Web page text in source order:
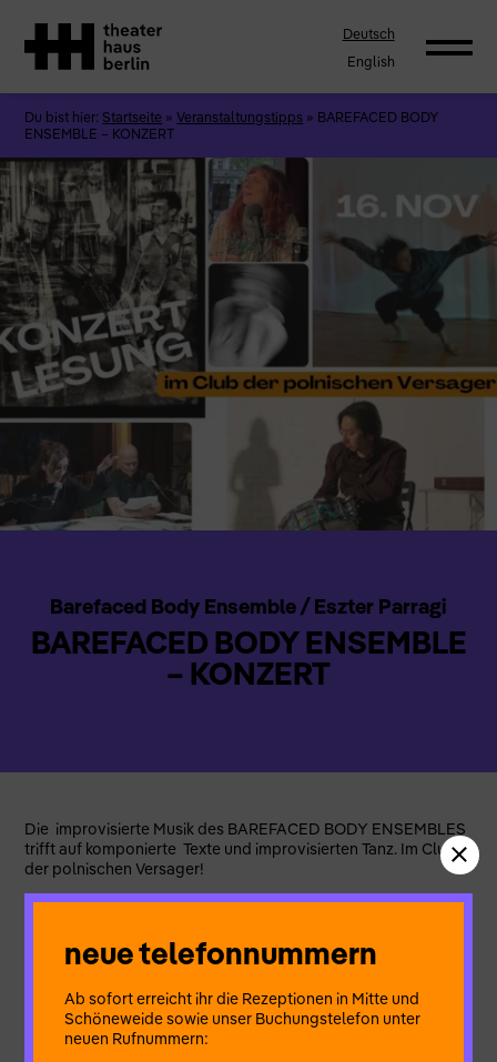
Deutsch
English
Du bist hier: Startseite »Veranstaltungstipps » BAREFACED BODY
ENSEMBLE – KONZERT
Barefaced Body Ensemble / Eszter Parragi
BAREFACED BODY ENSEMBLE
– KONZERT
Die improvisierte Musik des BAREFACED BODY ENSEMBLES
trifft auf komponierte Texte und improvisierten Tanz. Im Club
der polnischen Versager!
BAREFACED BODY ENSEMBLE - KONZERT
Georg Fischer (Saxophon, Bassklarinette)
Leo Clemens (Geige, Elektronik)
Katarzyna Wasiak (Klavier, Clavichord)
Fumihiro Ono (Percussions)
Sonja Riegert (Stimme)
neue telefonnummern
Ab sofort erreicht ihr die Rezeptionen in Mitte und
Schöneweide sowie unser Buchungstelefon unter
neuen Rufnummern: